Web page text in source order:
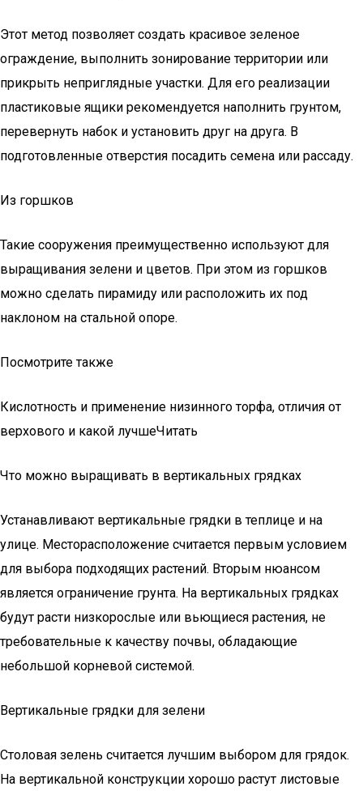
Этот метод позволяет создать красивое зеленое
ограждение, выполнить зонирование территории или
прикрыть неприглядные участки. Для его реализации
пластиковые ящики рекомендуется наполнить грунтом,
перевернуть набок и установить друг на друга. В
подготовленные отверстия посадить семена или рассаду.
Из горшков
Такие сооружения преимущественно используют для
выращивания зелени и цветов. При этом из горшков
можно сделать пирамиду или расположить их под
наклоном на стальной опоре.
Посмотрите также
Кислотность и применение низинного торфа, отличия от
верхового и какой лучшеЧитать
Что можно выращивать в вертикальных грядках
Устанавливают вертикальные грядки в теплице и на
улице. Месторасположение считается первым условием
для выбора подходящих растений. Вторым нюансом
является ограничение грунта. На вертикальных грядках
будут расти низкорослые или вьющиеся растения, не
требовательные к качеству почвы, обладающие
небольшой корневой системой.
Вертикальные грядки для зелени
Столовая зелень считается лучшим выбором для грядок.
На вертикальной конструкции хорошо растут листовые